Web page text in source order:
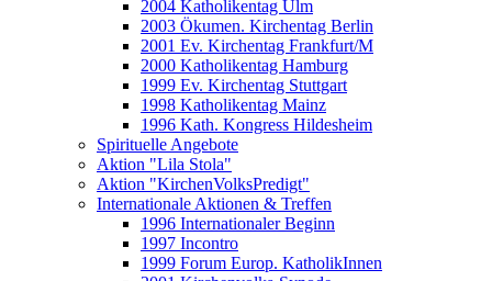
2004 Katholikentag Ulm
2003 Ökumen. Kirchentag Berlin
2001 Ev. Kirchentag Frankfurt/M
2000 Katholikentag Hamburg
1999 Ev. Kirchentag Stuttgart
1998 Katholikentag Mainz
1996 Kath. Kongress Hildesheim
Spirituelle Angebote
Aktion "Lila Stola"
Aktion "KirchenVolksPredigt"
Internationale Aktionen & Treffen
1996 Internationaler Beginn
1997 Incontro
1999 Forum Europ. KatholikInnen